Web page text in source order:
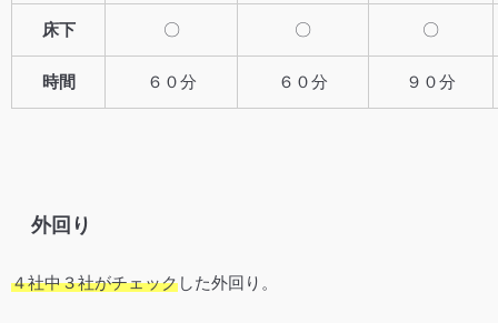
床下 〇 〇 〇
時間 ６０分 ６０分 ９０分
外回り
４社中３社がチェックした外回り。